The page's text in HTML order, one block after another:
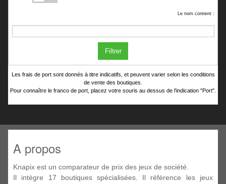
Le nom contient :
Filtrer
Les frais de port sont donnés à titre indicatifs, et peuvent varier selon les conditions
de vente des boutiques.
Pour connaître le franco de port, placez votre souris au dessus de l'indication "Port".
A propos
Knapix est un comparateur de prix des jeux de société.
Il intègre 17 boutiques spécialisées. Il référence les jeux